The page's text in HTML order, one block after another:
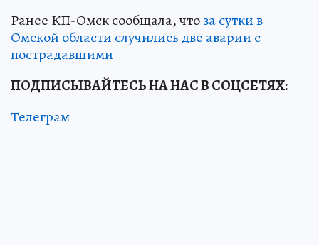
Ранее КП-Омск сообщала, чтоза сутки в
Омской области случились две аварии с
пострадавшими
ПОДПИСЫВАЙТЕСЬ НА НАС В СОЦСЕТЯХ:
Телеграм